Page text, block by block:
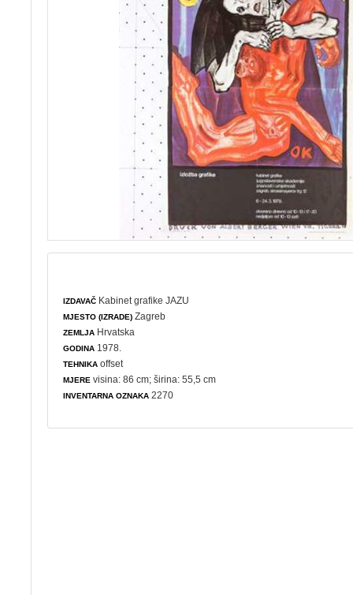
IZDAVAČ Kabinet grafike JAZU
MJESTO (IZRADE) Zagreb
ZEMLJA Hrvatska
GODINA 1978.
TEHNIKA offset
MJERE visina: 86 cm; širina: 55,5 cm
INVENTARNA OZNAKA 2270